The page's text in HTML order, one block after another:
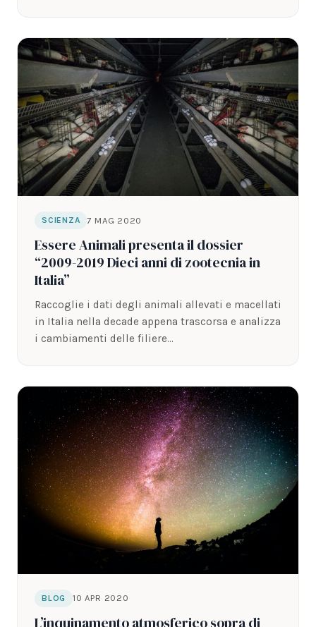
SCIENZA 7 MAG 2020
Essere Animali presenta il dossier
“2009-2019 Dieci anni di zootecnia in
Italia”
Raccoglie i dati degli animali allevati e macellati
in Italia nella decade appena trascorsa e analizza
i cambiamenti delle filiere…
BLOG 10 APR 2020
L’inquinamento atmosferico sopra di